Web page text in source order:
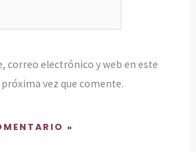
correo electrónico y web en este
vez que comente.